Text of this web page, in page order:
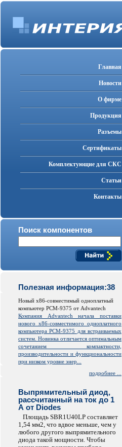
Главная
Новости
О фирме
Продукция
Разъемы
Cертификаты
Комплектующие для СКС
Статьи
Контакты
Поиск компонентов
Полезная информация:38
Новый x86-совместимый одноплатный
компьютер PCM-9375 от Advantech
Компания Advantech начала поставки
нового x86-совместимого одноплатного
компьютера PCM-9375 для встраиваемых
систем. Новинка отличается оптимальным
сочетанием компактности,
производительности и функциональности
при низком уровне энер...
подробнее ...
Выпрямительный диод,
рассчитанный на ток до 1
А от Diodes
Площадь SBR1U40LP составляет
1,54 мм2, что вдвое меньше, чем у
любого другого выпрямительного
диода такой мощности. Чтобы